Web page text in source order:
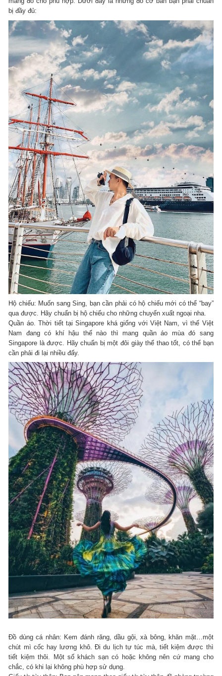
bị đầy đủ:
Hộ chiếu: Muốn sang Sing, bạn cần phải có hộ chiếu mới có thể “bay”
qua được. Hãy chuẩn bị hộ chiếu cho những chuyến xuất ngoại nha.
Quần áo. Thời tiết tại Singapore khá giống với Việt Nam, vì thế Việt
Nam đang có khí hậu thế nào thì mang quần áo mùa đó sang
Singapore là được. Hãy chuẩn bị một đôi giày thể thao tốt, có thể bạn
cần phải đi lại nhiều đấy.
Đồ dùng cá nhân: Kem đánh răng, dầu gội, xà bông, khăn mặt…một
chút mì cốc hay lương khô. Đi du lịch tự túc mà, tiết kiệm được thì
tiết kiệm thôi. Một số khách sạn có hoặc không nên cứ mang cho
chắc, có khi lại không phù hợp sử dụng.